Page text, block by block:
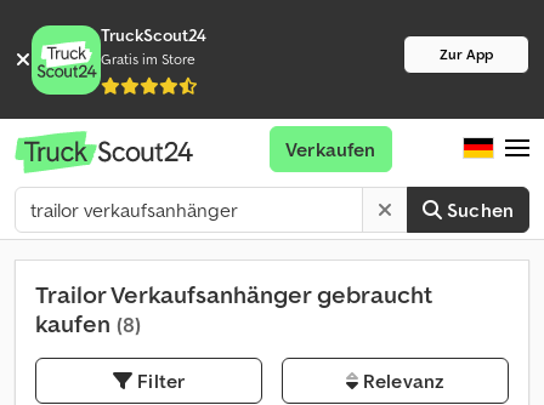
TruckScout24
Gratis im Store Zur App
Suchen
Verkaufen
Trailor Verkaufsanhänger gebraucht
kaufen (8)
Filter Relevanz